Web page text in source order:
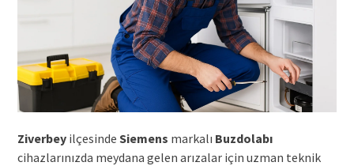
Ziverbeyilçesinde Siemens markalı Buzdolabı
cihazlarınızda meydana gelen arızalar için uzman teknik